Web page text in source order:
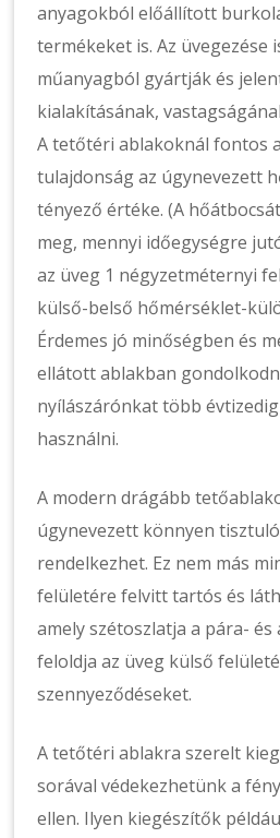
anyagokból előállított
termékeket is. Az üvegezése
műanyagból gyártják és
kialakításának,
A tetőtéri ablakoknál fontos
tulajdonság az úgynevezett
tényező értéke. (A
meg, mennyi időegységre
az üveg 1 négyzetméternyi
külső-belső hőmérséklet-
Érdemes jó minőségben és
ellátott ablakban
nyílászárónkat több
használni.
A modern drágább
úgynevezett könnyen
rendelkezhet. Ez nem más
felületére felvitt tartós és
amely szétoszlatja a pára- és
feloldja az üveg külső
szennyeződéseket.
A tetőtéri ablakra szerelt
sorával védekezhetünk a
ellen. Ilyen kiegészítők